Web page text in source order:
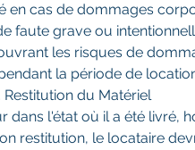
en cas de dommages
faute grave ou
les risques de
la période de
Restitution du Matériel
dans l'état où il a été livré,
restitution, le locataire